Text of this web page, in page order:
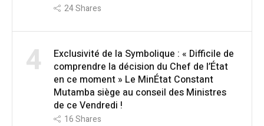
24Shares
4
Exclusivité de la Symbolique : « Difficile de
comprendre la décision du Chef de l’État
en ce moment » Le MinÉtat Constant
Mutamba siège au conseil des Ministres
de ce Vendredi !
16Shares